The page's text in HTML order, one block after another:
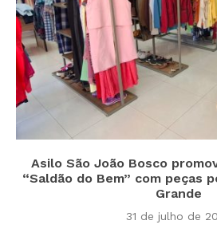
Asilo São João Bosco
“Saldão do Bem” com peças
Grande
31 de julho de